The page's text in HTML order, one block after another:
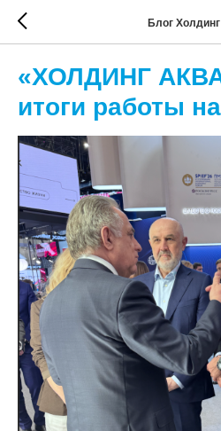
Блог
«ХОЛДИНГ
итоги работы